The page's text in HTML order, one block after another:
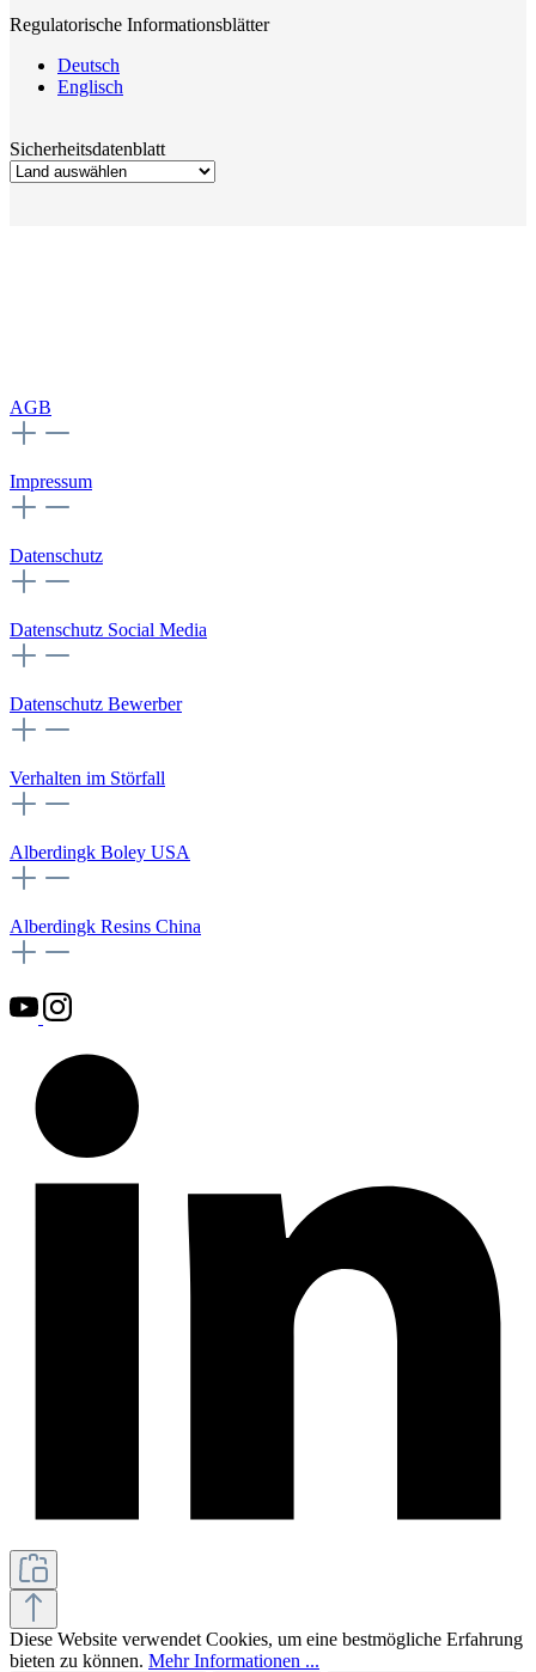
Regulatorische Informationsblätter
Deutsch
Englisch
Sicherheitsdatenblatt
AGB
Impressum
Datenschutz
Datenschutz Social Media
Datenschutz Bewerber
Verhalten im Störfall
Alberdingk Boley USA
Alberdingk Resins China
Diese Website verwendet Cookies, um eine bestmögliche Erfahrung
bieten zu können. Mehr Informationen ...